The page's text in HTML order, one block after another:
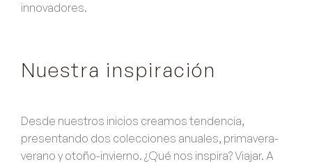
innovadores.
Nuestra inspiración
Desde nuestros inicios creamos tendencia,
presentando dos colecciones anuales, primavera-
verano y otoño-invierno. ¿Qué nos inspira? Viajar. A